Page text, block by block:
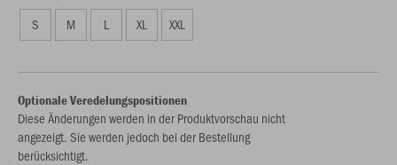
S M L XL XXL
Optionale Veredelungspositionen
Diese Änderungen werden in der Produktvorschau nicht
angezeigt. Sie werden jedoch bei der Bestellung
berücksichtigt.